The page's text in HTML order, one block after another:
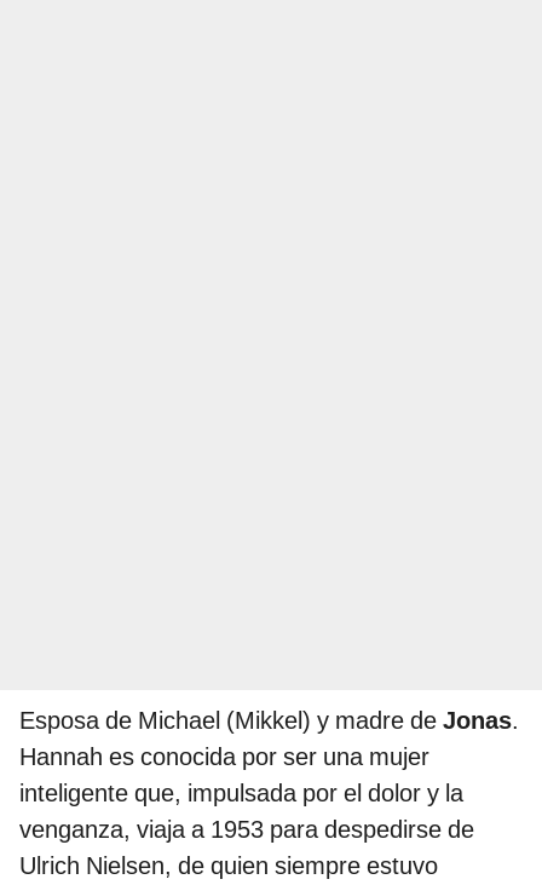
Esposa de Michael (Mikkel) y madre de Jonas.
Hannah es conocida por ser una mujer
inteligente que, impulsada por el dolor y la
venganza, viaja a 1953 para despedirse de
Ulrich Nielsen, de quien siempre estuvo